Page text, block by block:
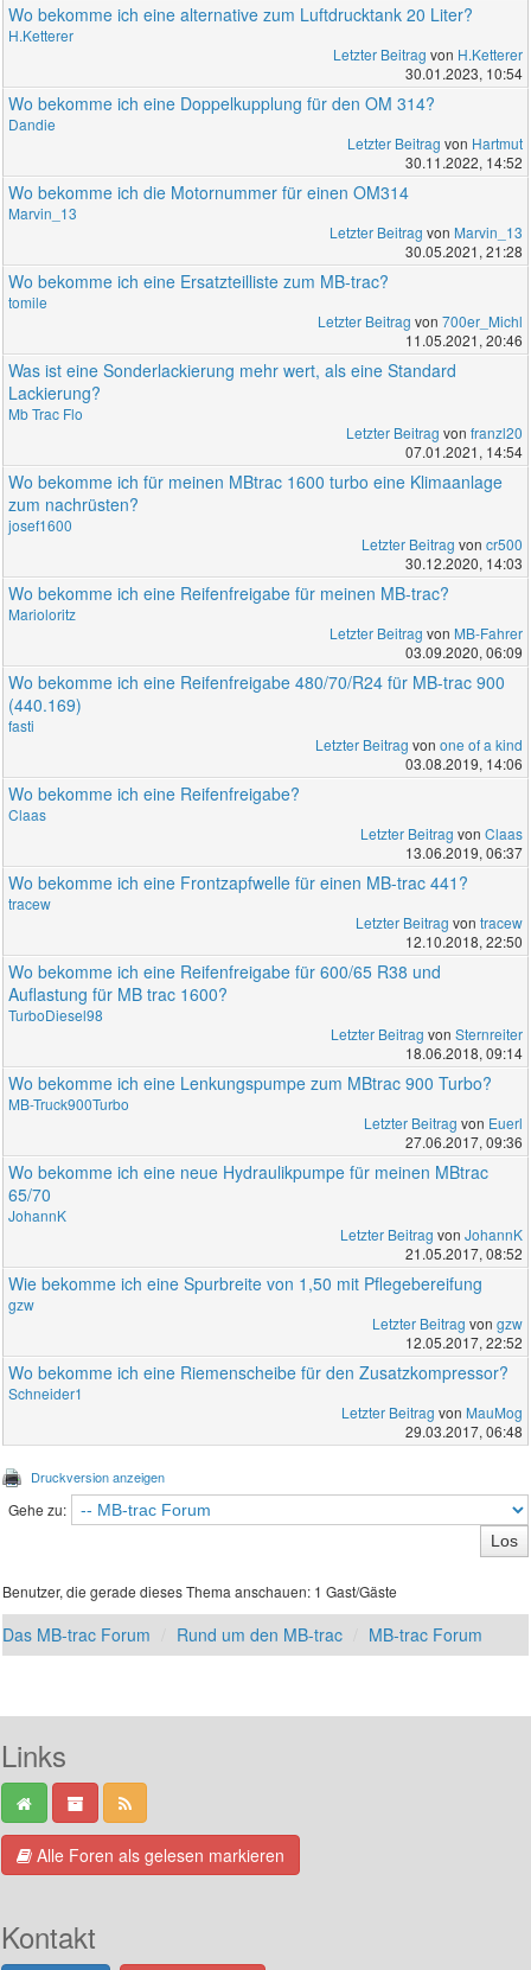
Wo bekomme ich eine alternative zum Luftdrucktank 20 Liter?
H.Ketterer
Letzter Beitrag von H.Ketterer
30.01.2023, 10:54
Wo bekomme ich eine Doppelkupplung für den OM 314?
Dandie
Letzter Beitrag von Hartmut
30.11.2022, 14:52
Wo bekomme ich die Motornummer für einen OM314
Marvin_13
Letzter Beitrag von Marvin_13
30.05.2021, 21:28
Wo bekomme ich eine Ersatzteilliste zum MB-trac?
tomile
Letzter Beitrag von 700er_Michl
11.05.2021, 20:46
Was ist eine Sonderlackierung mehr wert, als eine Standard
Lackierung?
Mb Trac Flo
Letzter Beitrag von franzl20
07.01.2021, 14:54
Wo bekomme ich für meinen MBtrac 1600 turbo eine Klimaanlage
zum nachrüsten?
josef1600
Letzter Beitrag von cr500
30.12.2020, 14:03
Wo bekomme ich eine Reifenfreigabe für meinen MB-trac?
Marioloritz
Letzter Beitrag von MB-Fahrer
03.09.2020, 06:09
Wo bekomme ich eine Reifenfreigabe 480/70/R24 für MB-trac 900
(440.169)
fasti
Letzter Beitrag von one of a kind
03.08.2019, 14:06
Wo bekomme ich eine Reifenfreigabe?
Claas
Letzter Beitrag von Claas
13.06.2019, 06:37
Wo bekomme ich eine Frontzapfwelle für einen MB-trac 441?
tracew
Letzter Beitrag von tracew
12.10.2018, 22:50
Wo bekomme ich eine Reifenfreigabe für 600/65 R38 und
Auflastung für MB trac 1600?
TurboDiesel98
Letzter Beitrag von Sternreiter
18.06.2018, 09:14
Wo bekomme ich eine Lenkungspumpe zum MBtrac 900 Turbo?
MB-Truck900Turbo
Letzter Beitrag von Euerl
27.06.2017, 09:36
Wo bekomme ich eine neue Hydraulikpumpe für meinen MBtrac
65/70
JohannK
Letzter Beitrag von JohannK
21.05.2017, 08:52
Wie bekomme ich eine Spurbreite von 1,50 mit Pflegebereifung
gzw
Letzter Beitrag von gzw
12.05.2017, 22:52
Wo bekomme ich eine Riemenscheibe für den Zusatzkompressor?
Schneider1
Letzter Beitrag von MauMog
29.03.2017, 06:48
Druckversion anzeigen
Gehe zu:
Benutzer, die gerade dieses Thema anschauen: 1 Gast/Gäste
Das MB-trac Forum Rund um den MB-trac MB-trac Forum
Links
Alle Foren als gelesen markieren
Kontakt